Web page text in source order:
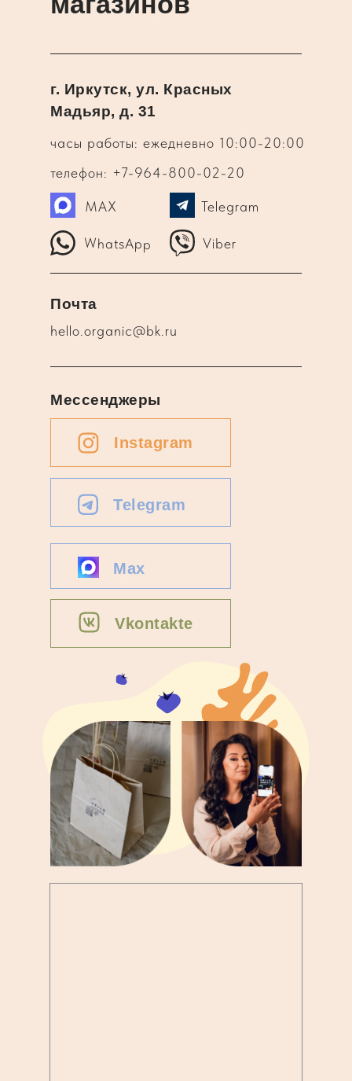
часы работы: ежедневно 10:00-20:00
г. Иркутск, ул. Красных
Мадьяр, д. 31
телефон: +7-964-800-02-20
WhatsApp Viber
Telegram
MAX
hello.organic@bk.ru
Почта
Instagram
Telegram
Max
Vkontakte
Мессенджеры